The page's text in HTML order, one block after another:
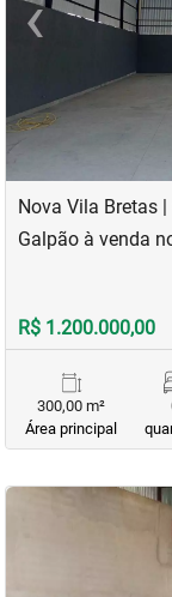
‹Previous
Nova Vila Bretas
Galpão à venda
R$ 1.200.000,00
300,00 m²
Área principal
<